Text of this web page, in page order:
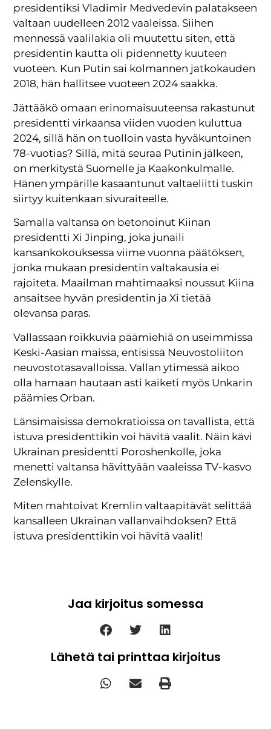
presidentiksi Vladimir Medvedevin palatakseen
valtaan uudelleen 2012 vaaleissa. Siihen
mennessä vaalilakia oli muutettu siten, että
presidentin kautta oli pidennetty kuuteen
vuoteen. Kun Putin sai kolmannen jatkokauden
2018, hän hallitsee vuoteen 2024 saakka.
Jättääkö omaan erinomaisuuteensa rakastunut
presidentti virkaansa viiden vuoden kuluttua
2024, sillä hän on tuolloin vasta hyväkuntoinen
78-vuotias? Sillä, mitä seuraa Putinin jälkeen,
on merkitystä Suomelle ja Kaakonkulmalle.
Hänen ympärille kasaantunut valtaeliitti tuskin
siirtyy kuitenkaan sivuraiteelle.
Samalla valtansa on betonoinut Kiinan
presidentti Xi Jinping, joka junaili
kansankokouksessa viime vuonna päätöksen,
jonka mukaan presidentin valtakausia ei
rajoiteta. Maailman mahtimaaksi noussut Kiina
ansaitsee hyvän presidentin ja Xi tietää
olevansa paras.
Vallassaan roikkuvia päämiehiä on useimmissa
Keski-Aasian maissa, entisissä Neuvostoliiton
neuvostotasavalloissa. Vallan ytimessä aikoo
olla hamaan hautaan asti kaiketi myös Unkarin
päämies Orban.
Länsimaisissa demokratioissa on tavallista, että
istuva presidenttikin voi hävitä vaalit. Näin kävi
Ukrainan presidentti Poroshenkolle, joka
menetti valtansa hävittyään vaaleissa TV-kasvo
Zelenskylle.
Miten mahtoivat Kremlin valtaapitävät selittää
kansalleen Ukrainan vallanvaihdoksen? Että
istuva presidenttikin voi hävitä vaalit!
Jaa kirjoitus somessa
Lähetä tai printtaa kirjoitus